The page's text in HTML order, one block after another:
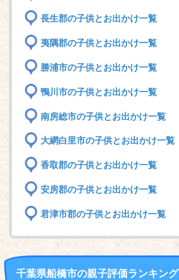
長生郡の子供とお出かけ一覧
夷隅郡の子供とお出かけ一覧
勝浦市の子供とお出かけ一覧
鴨川市の子供とお出かけ一覧
南房総市の子供とお出かけ一覧
大網白里市の子供とお出かけ一覧
香取郡の子供とお出かけ一覧
安房郡の子供とお出かけ一覧
君津市郡の子供とお出かけ一覧
千葉県船橋市の親子評価ランキング